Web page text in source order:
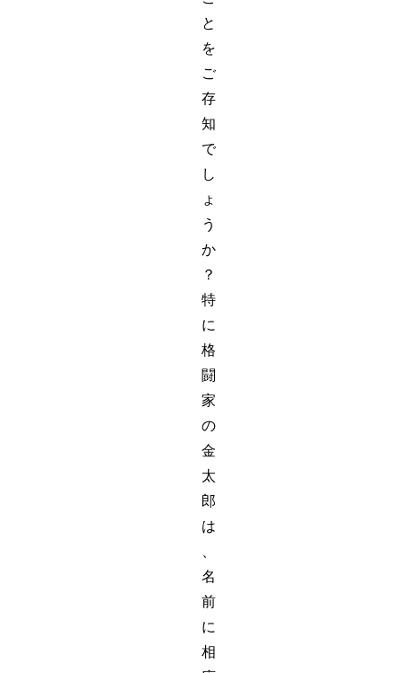
と
を
ご
存
知
で
し
ょ
う
か
？
特
に
格
闘
家
の
金
太
郎
は
名
前
に
相